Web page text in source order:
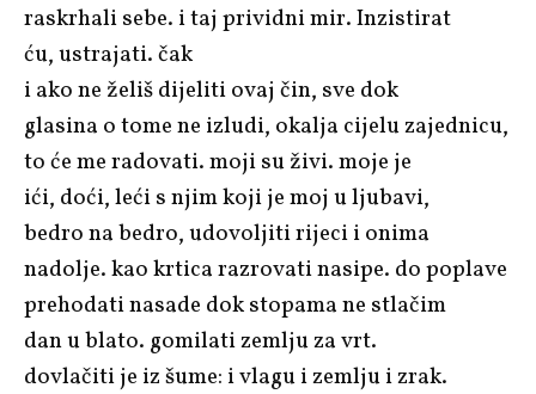
raskrhali sebe. i taj prividni mir. Inzistirat
ću, ustrajati. čak
i ako ne želiš dijeliti ovaj čin, sve dok
glasina o tome ne izludi, okalja cijelu zajednicu,
to će me radovati. moji su živi. moje je
ići, doći, leći s njim koji je moj u ljubavi,
bedro na bedro, udovoljiti rijeci i onima
nadolje. kao krtica razrovati nasipe. do poplave
prehodati nasade dok stopama ne stlačim
dan u blato. gomilati zemlju za vrt.
dovlačiti je iz šume: i vlagu i zemlju i zrak.